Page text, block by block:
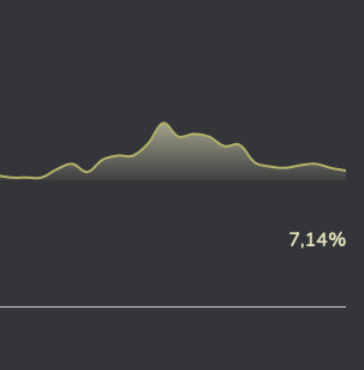
7,14%